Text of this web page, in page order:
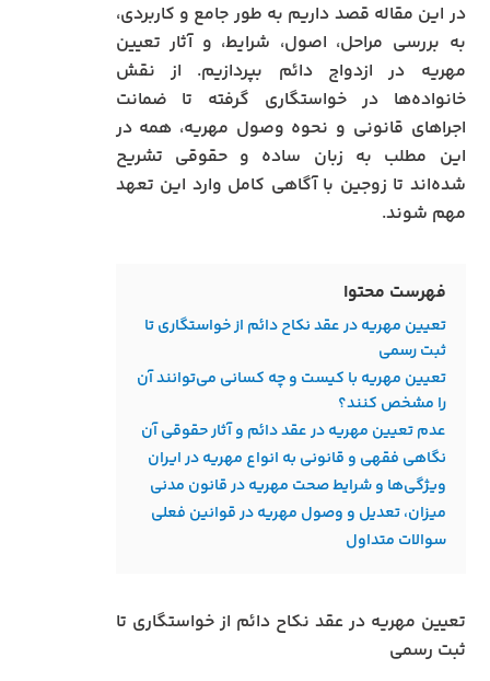
در این مقاله قصد داریم به طور جامع و کاربردی،
به بررسی مراحل، اصول، شرایط، و آثار تعیین
مهریه در ازدواج دائم بپردازیم. از نقش
خانواده‌ها در خواستگاری گرفته تا ضمانت
اجراهای قانونی و نحوه وصول مهریه، همه در
این مطلب به زبان ساده و حقوقی تشریح
شده‌اند تا زوجین با آگاهی کامل وارد این تعهد
مهم شوند.
فهرست محتوا
تعیین مهریه در عقد نکاح دائم از خواستگاری تا
ثبت رسمی
تعیین مهریه با کیست و چه کسانی می‌توانند آن
را مشخص کنند؟
عدم تعیین مهریه در عقد دائم و آثار حقوقی آن
نگاهی فقهی و قانونی به انواع مهریه در ایران
ویژگی‌ها و شرایط صحت مهریه در قانون مدنی
میزان، تعدیل و وصول مهریه در قوانین فعلی
سوالات متداول
تعیین مهریه در عقد نکاح دائم از خواستگاری تا
ثبت رسمی